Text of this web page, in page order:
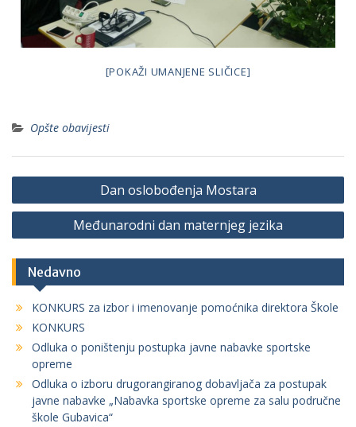
[POKAŽI UMANJENE SLIČICE]
Opšte obavijesti
Navigacija
članaka
Dan oslobođenja Mostara
Međunarodni dan maternjeg jezika
Nedavno
KONKURS za izbor i imenovanje pomoćnika direktora Škole
KONKURS
Odluka o poništenju postupka javne nabavke sportske
opreme
Odluka o izboru drugorangiranog dobavljača za postupak
javne nabavke „Nabavka sportske opreme za salu područne
škole Gubavica“